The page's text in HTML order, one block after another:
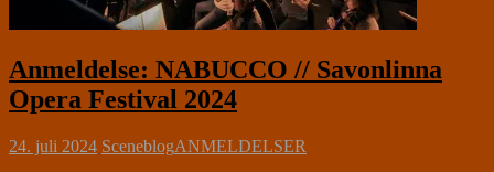
Anmeldelse: NABUCCO // Savonlinna
Opera Festival 2024
24. juli 2024 SceneblogANMELDELSER